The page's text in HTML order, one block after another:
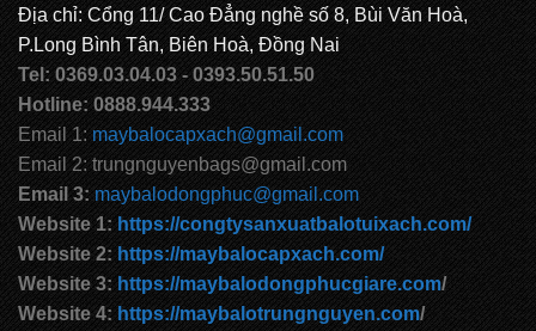
CẶP HỌC SINH MS: TN 5012
Địa chỉ: Cổng 11/ Cao Đẳng nghề số 8, Bùi Văn Hoà,
P.Long Bình Tân, Biên Hoà, Đồng Nai
Tel: 0369.03.04.03 - 0393.50.51.50
Hotline: 0888.944.333
Email 1: maybalocapxach@gmail.com
Email 2: trungnguyenbags@gmail.com
Email 3: maybalodongphuc@gmail.com
Website 1: https://congtysanxuatbalotuixach.com/
Website 2: https://maybalocapxach.com/
Website 3: https://maybalodongphucgiare.com/
Website 4: https://maybalotrungnguyen.com/